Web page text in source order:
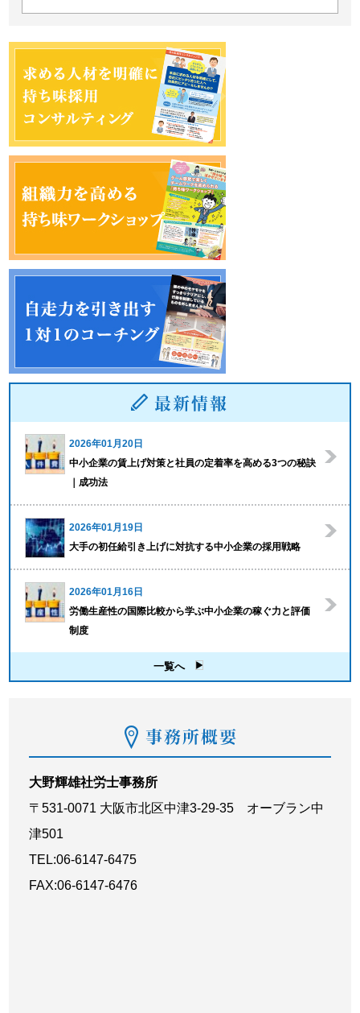
2026年01月20日
中小企業の賃上げ対策と社員の定着率を高める3つの秘訣
｜成功法
2026年01月19日
大手の初任給引き上げに対抗する中小企業の採用戦略
2026年01月16日
労働生産性の国際比較から学ぶ中小企業の稼ぐ力と評価
制度
一覧へ
大野輝雄社労士事務所
〒531-0071 大阪市北区中津3-29-35 オーブラン中
津501
TEL:06-6147-6475
FAX:06-6147-6476